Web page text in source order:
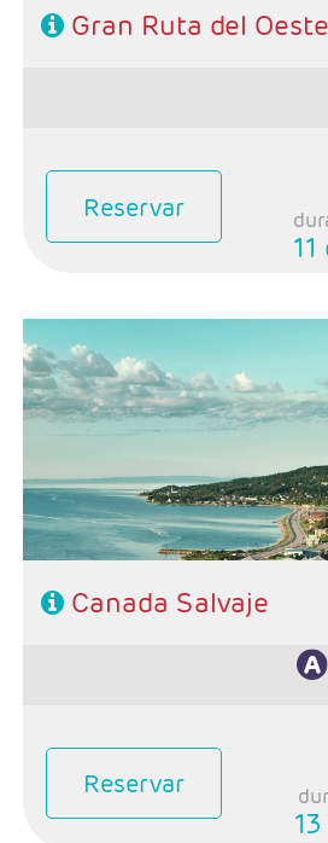
Gran Ruta del
Reservar
11
- Salidas: Lunes
- Ruta: 1 noche Toronto, 1 noche
Ottawa, 1 noche Erdake, 2 noches
La Malbaie, 2 noches Quebec, 1
noche Montreal
Régimne: Desyauno, 3 Almuerzos y
Canada Salvaje
Reservar